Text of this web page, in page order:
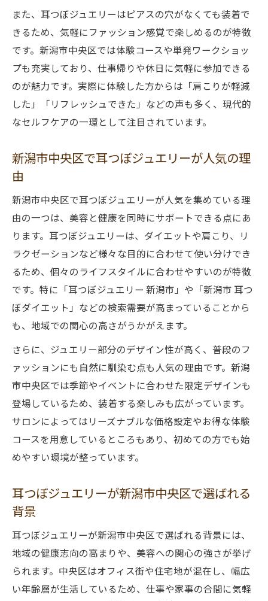
また、耳つぼジュエリーはピアスの穴がなくても装着で
きるため、気軽にファッション感覚で楽しめるのが特徴
です。新潟市中央区では体験コースや単発ワークショッ
プも充実しており、仕事帰りや休日に気軽に参加できる
のが魅力です。実際に体験した方からは「肩こりが軽減
した」「リフレッシュできた」などの声も多く、現代的
なセルフケアの一環として注目されています。
新潟市中央区で耳つぼジュエリーが人気の理
由
新潟市中央区で耳つぼジュエリーが人気を集めている理
由の一つは、美容と健康を同時にサポートできる点にあ
ります。耳つぼジュエリーは、ダイエットや肩こり、リ
ラクゼーションなど様々な目的に合わせて使い分けでき
るため、個々のライフスタイルに合わせやすいのが特徴
です。特に「耳つぼジュエリー 新潟市」や「新潟市 耳つ
ぼダイエット」などの検索需要が高まっていることから
も、地域での関心の高さがうかがえます。
さらに、ジュエリー部分のデザイン性が高く、普段のフ
ァッションにも自然に馴染む点も人気の理由です。新潟
市中央区では季節やイベントに合わせた限定デザインも
登場しているため、装着する楽しみも広がっています。
サロンによってはリーズナブルな価格設定やお得な体験
コースを用意しているところもあり、初めての方でも始
めやすい環境が整っています。
耳つぼジュエリーが新潟市中央区で選ばれる
背景
耳つぼジュエリーが新潟市中央区で選ばれる背景には、
地域の健康志向の高まりや、美容への関心の強さが挙げ
られます。中央区はオフィス街や住宅地が混在し、幅広
い年齢層が生活しているため、仕事や家事の合間に気軽